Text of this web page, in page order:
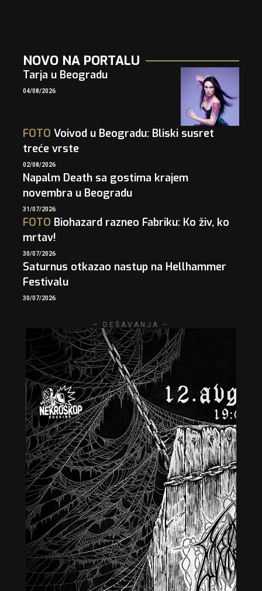
NOVO NA PORTALU
Tarja u Beogradu
04/08/2026
FOTO Voivod u Beogradu: Bliski susret
treće vrste
02/08/2026
Napalm Death sa gostima krajem
novembra u Beogradu
31/07/2026
FOTO Biohazard razneo Fabriku: Ko živ, ko
mrtav!
30/07/2026
Saturnus otkazao nastup na Hellhammer
Festivalu
30/07/2026
– DEŠAVANJA –